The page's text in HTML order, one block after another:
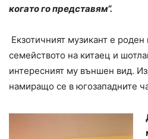
когато го представям“.
Екзотичният музикант е
семейството на китаец и
интересният му външен вид.
намиращо се в югозападните